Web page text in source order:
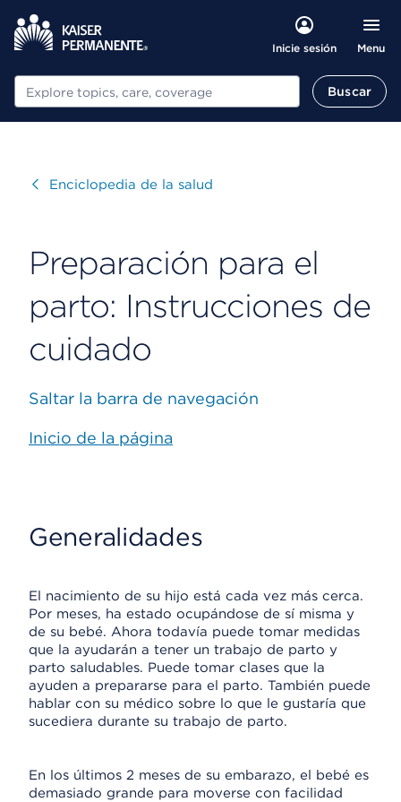
Inicie sesión Menu
Buscar Buscar
Visitar
Enciclopedia de la salud
Preparación para el
parto: Instrucciones de
cuidado
Saltar la barra de navegación
Inicio de la página
Generalidades
El nacimiento de su hijo está cada vez más cerca.
Por meses, ha estado ocupándose de sí misma y
de su bebé. Ahora todavía puede tomar medidas
que la ayudarán a tener un trabajo de parto y
parto saludables. Puede tomar clases que la
ayuden a prepararse para el parto. También puede
hablar con su médico sobre lo que le gustaría que
sucediera durante su trabajo de parto.
En los últimos 2 meses de su embarazo, el bebé es
demasiado grande para moverse con facilidad